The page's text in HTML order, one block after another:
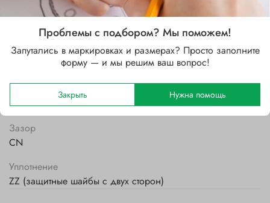
Наружный диаметр D, мм
Ширина B, мм
Стальной
Зазор
CN
Уплотнение
ZZ (защитные шайбы с двух сторон)
Проблемы с подбором? Мы поможем!
Запутались в маркировках и размерах? Просто заполните
форму — и мы решим ваш вопрос!
Закрыть Нужна помощь